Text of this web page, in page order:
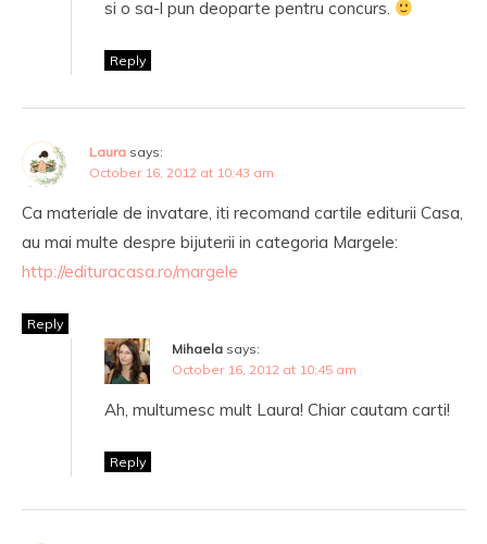
si o sa-l pun deoparte pentru concurs.
Reply
Laura says:
October 16, 2012 at 10:43 am
Ca materiale de invatare, iti recomand cartile editurii Casa,
au mai multe despre bijuterii in categoria Margele:
http://edituracasa.ro/margele
Reply
Mihaela says:
October 16, 2012 at 10:45 am
Ah, multumesc mult Laura! Chiar cautam carti!
Reply